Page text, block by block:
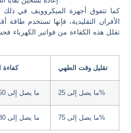
كما تتفوق أجهزة الميكروويف في ذلك
تقلل هذه الكفاءة من فواتير الكهرباء
كفاءة تقليل وقت الطهي
ما يصل إلى 50٪ أقل ما يصل إلى 25%
ما يصل إلى 80٪ أقل ما يصل إلى 75%